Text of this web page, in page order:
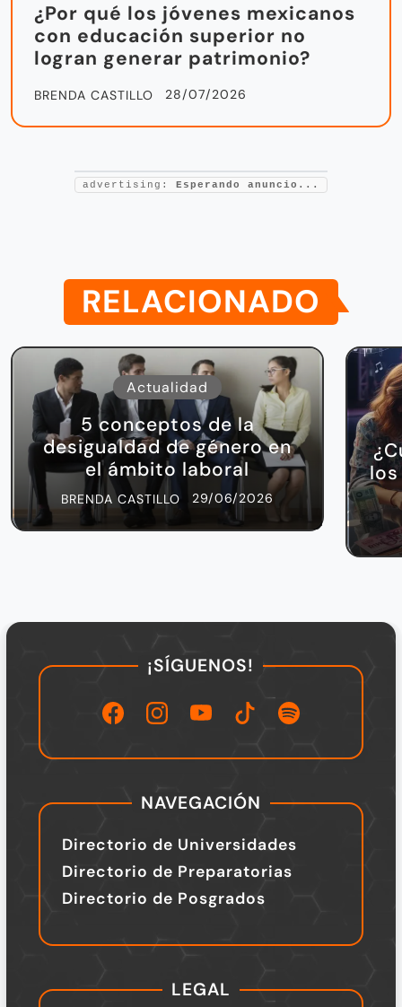
¿Por qué los jóvenes mexicanos
con educación superior no
logran generar patrimonio?
BRENDA CASTILLO 28/07/2026
advertising: Esperando anuncio...
RELACIONADO
Actualidad
5 conceptos de la
desigualdad de género en
el ámbito laboral
BRENDA CASTILLO 29/06/2026
¡SÍGUENOS!
NAVEGACIÓN
Directorio de Universidades
Directorio de Preparatorias
Directorio de Posgrados
LEGAL